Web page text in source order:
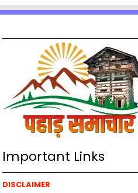
Important Links
DISCLAIMER